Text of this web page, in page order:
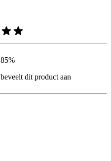
85%
beveelt dit product aan